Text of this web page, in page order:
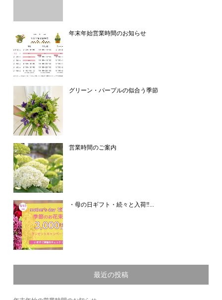
年末年始営業時間のお知らせ
グリーン・パープルの似合う季節
営業時間のご案内
・母の日ギフト・続々と入荷‼...
最近の投稿